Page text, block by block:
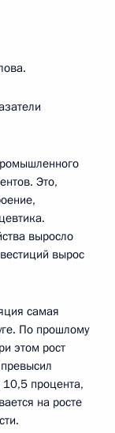
Это,
выросло
вырос
самая
По прошлому
этом рост
10,5 процента,
на росте